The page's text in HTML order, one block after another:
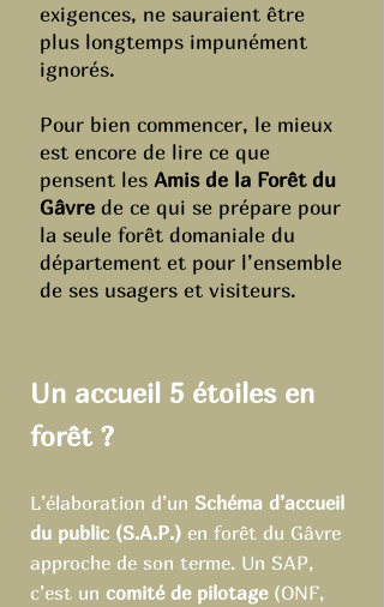
exigences, ne sauraient être
plus longtemps impunément
ignorés.
Pour bien commencer, le mieux
est encore de lire ce que
pensent les Amis de la Forêt du
Gâvre de ce qui se prépare pour
la seule forêt domaniale du
département et pour l’ensemble
de ses usagers et visiteurs.
Un accueil 5 étoiles en
forêt ?
L’élaboration d’un Schéma d’accueil
du public (S.A.P.) en forêt du Gâvre
approche de son terme. Un SAP,
c’est un comité de pilotage(ONF,